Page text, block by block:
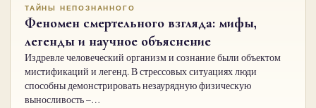
ТАЙНЫ НЕПОЗНАННОГО
Феномен смертельного взгляда: мифы,
легенды и научное объяснение
Издревле человеческий организм и сознание были объектом
мистификаций и легенд. В стрессовых ситуациях люди
способны демонстрировать незаурядную физическую
выносливость –…